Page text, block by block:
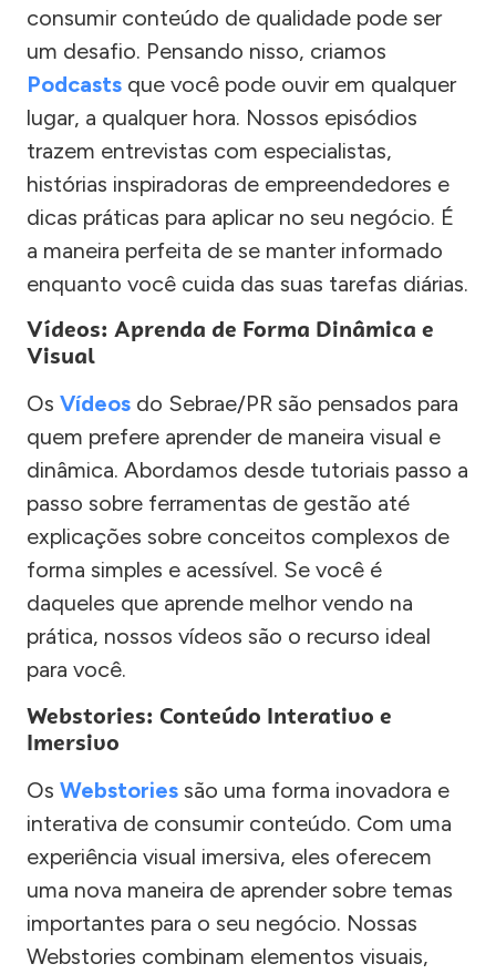
consumir conteúdo de qualidade pode ser
um desafio. Pensando nisso, criamos
Podcasts que você pode ouvir em qualquer
lugar, a qualquer hora. Nossos episódios
trazem entrevistas com especialistas,
histórias inspiradoras de empreendedores e
dicas práticas para aplicar no seu negócio. É
a maneira perfeita de se manter informado
enquanto você cuida das suas tarefas diárias.
Vídeos: Aprenda de Forma Dinâmica e
Visual
Os Vídeos do Sebrae/PR são pensados para
quem prefere aprender de maneira visual e
dinâmica. Abordamos desde tutoriais passo a
passo sobre ferramentas de gestão até
explicações sobre conceitos complexos de
forma simples e acessível. Se você é
daqueles que aprende melhor vendo na
prática, nossos vídeos são o recurso ideal
para você.
Webstories: Conteúdo Interativo e
Imersivo
Os Webstories são uma forma inovadora e
interativa de consumir conteúdo. Com uma
experiência visual imersiva, eles oferecem
uma nova maneira de aprender sobre temas
importantes para o seu negócio. Nossas
Webstories combinam elementos visuais,